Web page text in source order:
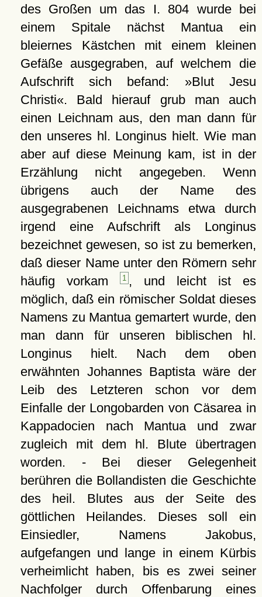
des Großen um das I. 804 wurde bei
einem Spitale nächst Mantua ein
bleiernes Kästchen mit einem kleinen
Gefäße ausgegraben, auf welchem die
Aufschrift sich befand: »Blut Jesu
Christi«. Bald hierauf grub man auch
einen Leichnam aus, den man dann für
den unseres hl. Longinus hielt. Wie man
aber auf diese Meinung kam, ist in der
Erzählung nicht angegeben. Wenn
übrigens auch der Name des
ausgegrabenen Leichnams etwa durch
irgend eine Aufschrift als Longinus
bezeichnet gewesen, so ist zu bemerken,
daß dieser Name unter den Römern sehr
häufig vorkam
1 , und leicht ist es
möglich, daß ein römischer Soldat dieses
Namens zu Mantua gemartert wurde, den
man dann für unseren biblischen hl.
Longinus hielt. Nach dem oben
erwähnten Johannes Baptista wäre der
Leib des Letzteren schon vor dem
Einfalle der Longobarden von Cäsarea in
Kappadocien nach Mantua und zwar
zugleich mit dem hl. Blute übertragen
worden. - Bei dieser Gelegenheit
berühren die Bollandisten die Geschichte
des heil. Blutes aus der Seite des
göttlichen Heilandes. Dieses soll ein
Einsiedler, Namens Jakobus,
aufgefangen und lange in einem Kürbis
verheimlicht haben, bis es zwei seiner
Nachfolger durch Offenbarung eines